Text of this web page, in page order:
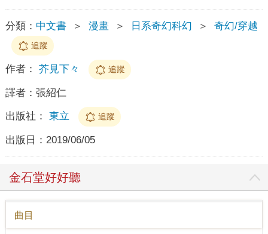
分類： 中文書 ＞ 漫畫 ＞ 日系奇幻科幻 ＞ 奇幻/穿越
追蹤
作者： 芥見下々 追蹤
譯者： 張紹仁
出版社： 東立 追蹤
出版日： 2019/06/05
金石堂好好聽
曲目